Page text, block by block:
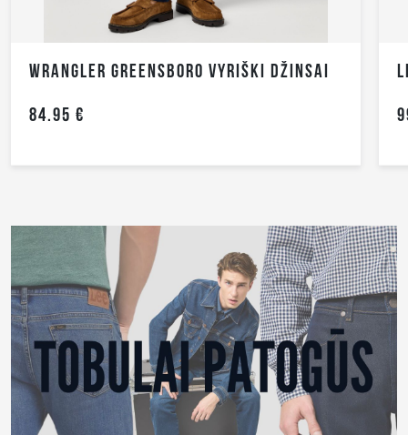
WRANGLER GREENSBORO VYRIŠKI DŽINSAI
84.95 €